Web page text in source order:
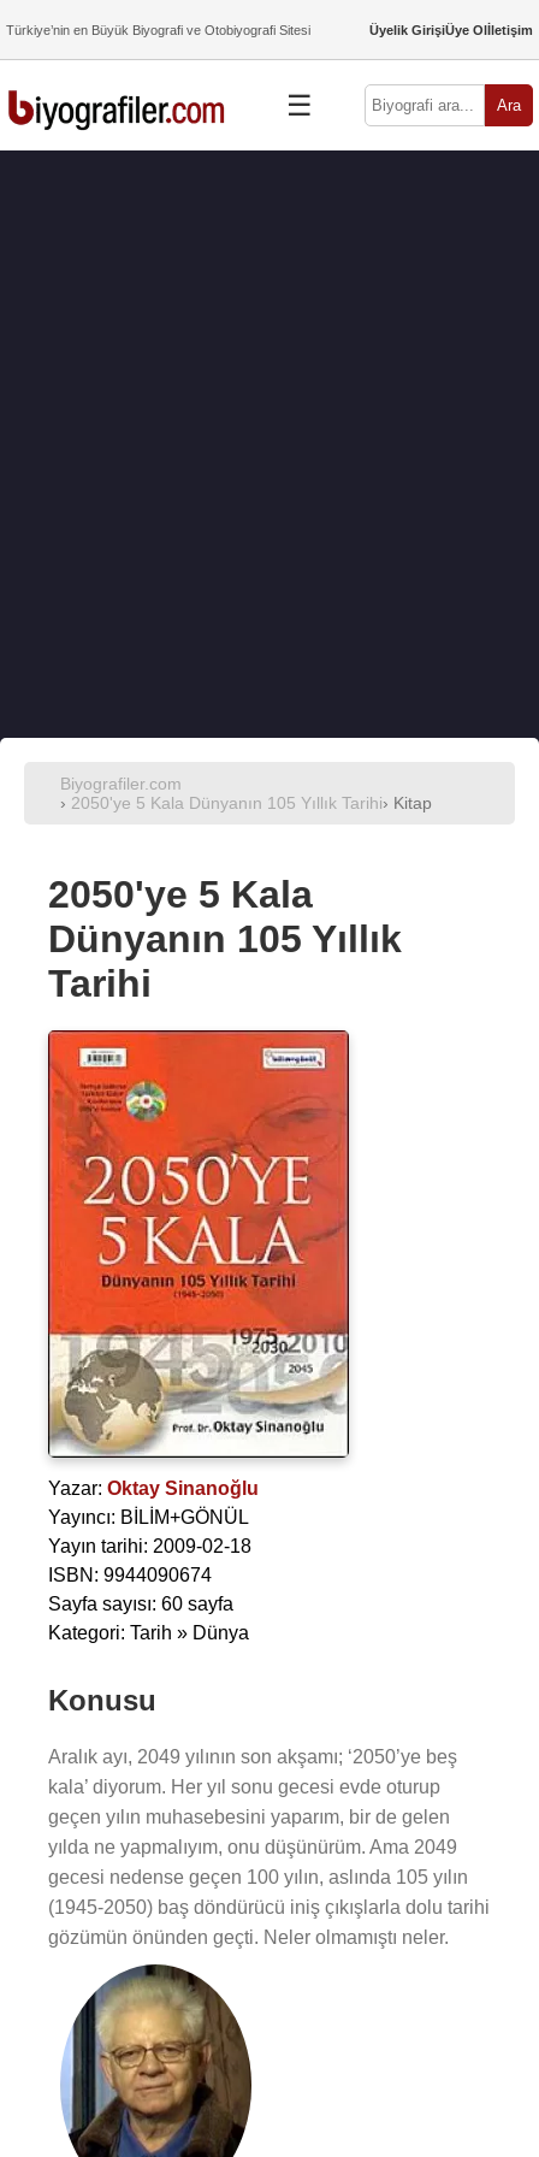
Türkiye’nin en Büyük Biyografi ve Otobiyografi Sitesi Üyelik GirişiÜye Olİletişim
☰ Ara
Biyografiler.com
› 2050'ye 5 Kala Dünyanın 105 Yıllık Tarihi› Kitap
2050'ye 5 Kala
Dünyanın 105 Yıllık
Tarihi
Yazar: Oktay Sinanoğlu
Yayıncı: BİLİM+GÖNÜL
Yayın tarihi: 2009-02-18
ISBN: 9944090674
Sayfa sayısı: 60 sayfa
Kategori: Tarih » Dünya
Konusu
Aralık ayı, 2049 yılının son akşamı; ‘2050’ye beş
kala’ diyorum. Her yıl sonu gecesi evde oturup
geçen yılın muhasebesini yaparım, bir de gelen
yılda ne yapmalıyım, onu düşünürüm. Ama 2049
gecesi nedense geçen 100 yılın, aslında 105 yılın
(1945-2050) baş döndürücü iniş çıkışlarla dolu tarihi
gözümün önünden geçti. Neler olmamıştı neler.